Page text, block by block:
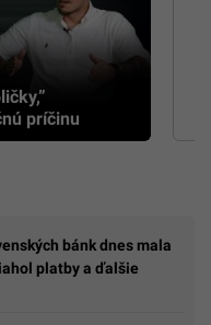
príčinu
bánk dnes mala
platby a ďalšie